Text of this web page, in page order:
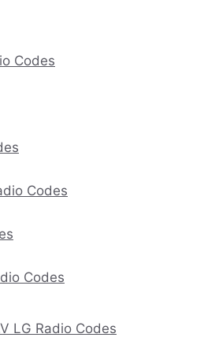
Codes
Codes
Codes
LG Radio Codes